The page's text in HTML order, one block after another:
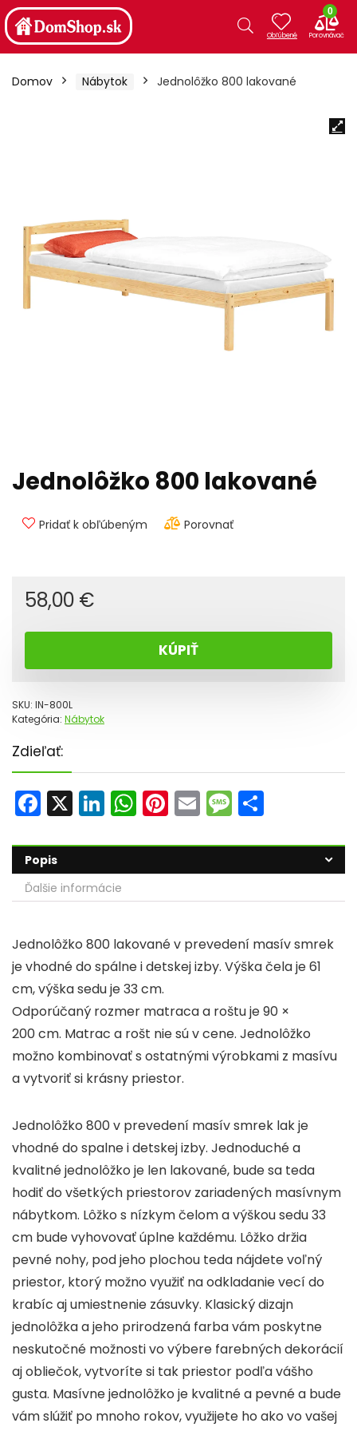
0
Domov Nábytok Jednolôžko 800 lakované
Jednolôžko 800 lakované
Pridať k obľúbeným Porovnať
58,00 €
KÚPIŤ
SKU: IN-800L
Kategória: Nábytok
Zdieľať:
F
a
c
e
b
o
o
k
X Li
n
k
e
dI
n
W
h
a
ts
A
p
Pi
nt
er
e
st
E
m
ai
l
M
e
s
s
a
g
e
ar
e
Popis
Ďalšie informácie
Jednolôžko 800 lakované v prevedení masív smrek
je vhodné do spálne i detskej izby. Výška čela je 61
cm, výška sedu je 33 cm.
Odporúčaný rozmer matraca a roštu je 90 ×
200 cm. Matrac a rošt nie sú v cene. Jednolôžko
možno kombinovať s ostatnými výrobkami z masívu
a vytvoriť si krásny priestor.
Jednolôžko 800 v prevedení masív smrek lak je
vhodné do spalne i detskej izby. Jednoduché a
kvalitné jednolôžko je len lakované, bude sa teda
hodiť do všetkých priestorov zariadených masívnym
nábytkom. Lôžko s nízkym čelom a výškou sedu 33
cm bude vyhovovať úplne každému. Lôžko držia
pevné nohy, pod jeho plochou teda nájdete voľný
priestor, ktorý možno využiť na odkladanie vecí do
krabíc aj umiestnenie zásuvky. Klasický dizajn
jednolôžka a jeho prirodzená farba vám poskytne
neskutočné možnosti vo výbere farebných dekorácií
aj obliečok, vytvoríte si tak priestor podľa vášho
gusta. Masívne jednolôžko je kvalitné a pevné a bude
vám slúžiť po mnoho rokov, využijete ho ako vo vašej